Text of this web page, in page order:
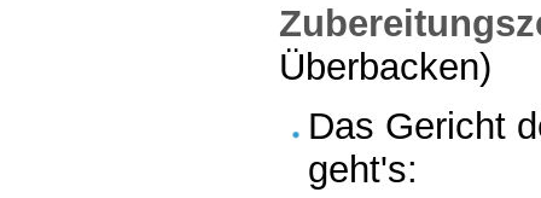
Überbacken)
Das Gericht
geht's: